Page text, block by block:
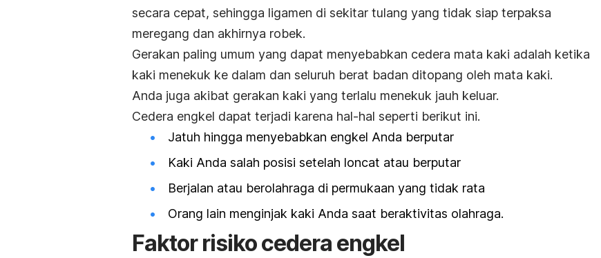
secara cepat, sehingga ligamen di sekitar tulang yang tidak siap terpaksa
meregang dan akhirnya robek.
Gerakan paling umum yang dapat menyebabkan cedera mata kaki adalah ketika
kaki menekuk ke dalam dan seluruh berat badan ditopang oleh mata kaki.
Anda juga akibat gerakan kaki yang terlalu menekuk jauh keluar.
Cedera engkel dapat terjadi karena hal-hal seperti berikut ini.
Jatuh hingga menyebabkan engkel Anda berputar
Kaki Anda salah posisi setelah loncat atau berputar
Berjalan atau berolahraga di permukaan yang tidak rata
Orang lain menginjak kaki Anda saat beraktivitas olahraga.
Faktor risiko cedera engkel